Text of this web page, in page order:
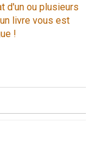
d'un ou plusieurs
livre vous est
!